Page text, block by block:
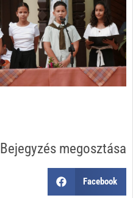
Bejegyzés megosztása
Facebook